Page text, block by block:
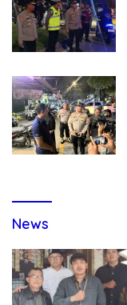
News